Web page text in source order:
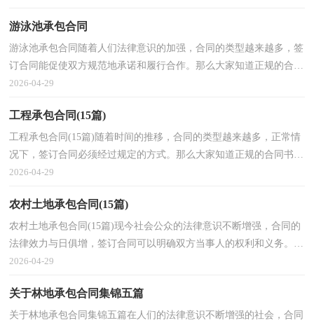
游泳池承包合同
游泳池承包合同随着人们法律意识的加强，合同的类型越来越多，签
订合同能促使双方规范地承诺和履行合作。那么大家知道正规的合同
书怎么写吗？下面是小编收集整理的游泳池承包合同...
2026-04-29
工程承包合同(15篇)
工程承包合同(15篇)随着时间的推移，合同的类型越来越多，正常情
况下，签订合同必须经过规定的方式。那么大家知道正规的合同书怎
么写吗？下面是小编为大家整理的工程承包合同，欢迎大...
2026-04-29
农村土地承包合同(15篇)
农村土地承包合同(15篇)现今社会公众的法律意识不断增强，合同的
法律效力与日俱增，签订合同可以明确双方当事人的权利和义务。那
么合同要怎么拟定？想必这让大家都很苦恼吧，下面是...
2026-04-29
关于林地承包合同集锦五篇
关于林地承包合同集锦五篇在人们的法律意识不断增强的社会，合同